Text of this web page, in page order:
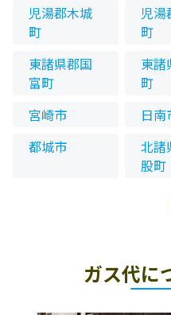
児湯郡木城
町
児湯
町
東諸県郡国
富町
東諸
町
宮崎市
日南
都城市
北諸
股町
ガス代に